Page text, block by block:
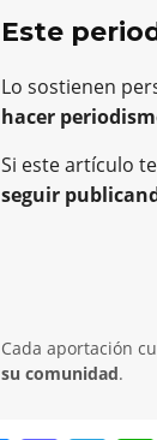
Este
Lo sostienen
hacer
Si este artículo
seguir
Cada aportación
su comunidad.